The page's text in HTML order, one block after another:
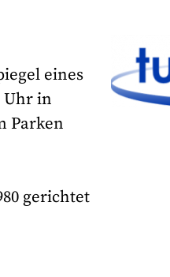
eines
Uhr in
Parken
gerichtet